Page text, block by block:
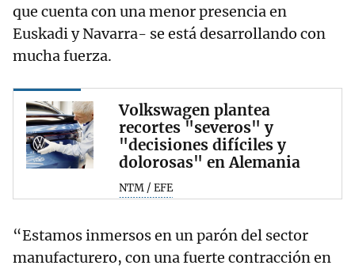
que cuenta con una menor presencia en
Euskadi y Navarra- se está desarrollando con
mucha fuerza.
Volkswagen plantea
recortes "severos" y
"decisiones difíciles y
dolorosas" en Alemania
NTM / EFE
“Estamos inmersos en un parón del sector
manufacturero, con una fuerte contracción en